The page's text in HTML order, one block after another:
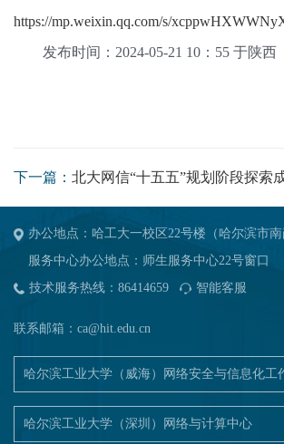
https://mp.weixin.qq.com/s/
发布时间：2024-05-21 10：55 于陕西
下一篇： 北大网信“十五五”规划阶段探索
办公地点：哈工大一校区22号楼（哈尔滨市南
服务中心办公地点：师生服务中心22号窗口
技术服务热线：86414659
智能客服
联系邮箱： ca@hit.edu.cn
哈尔滨工业大学（威海）网络安全与信息化工
哈尔滨工业大学（深圳）网络与计算中心